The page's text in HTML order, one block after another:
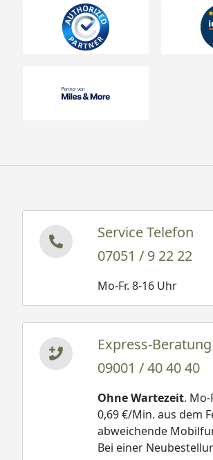
Service Telefon
07051 / 9 22 22
Mo-Fr. 8-16 Uhr
Express-Beratung
09001 / 40 40 40
Ohne Wartezeit. Mo-
0,69 €/Min. aus dem
abweichende
Bei einer